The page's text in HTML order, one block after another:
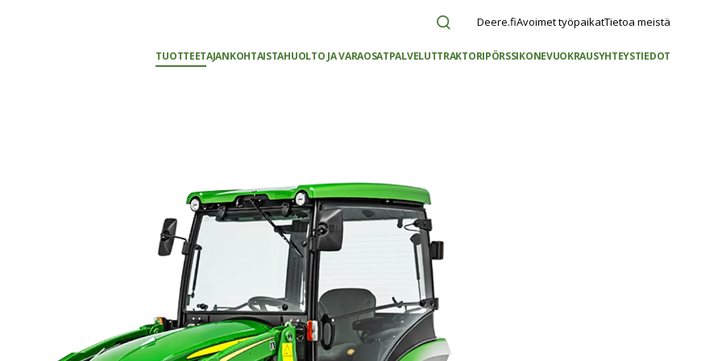
Deere.fiAvoimet työpaikatTietoa meistä
TUOTTEETAJANKOHTAISTAHUOLTO JA VARAOSATPALVELUTTRAKTORIPÖRSSIKONEVUOKRAUSYHTEYSTIEDOT